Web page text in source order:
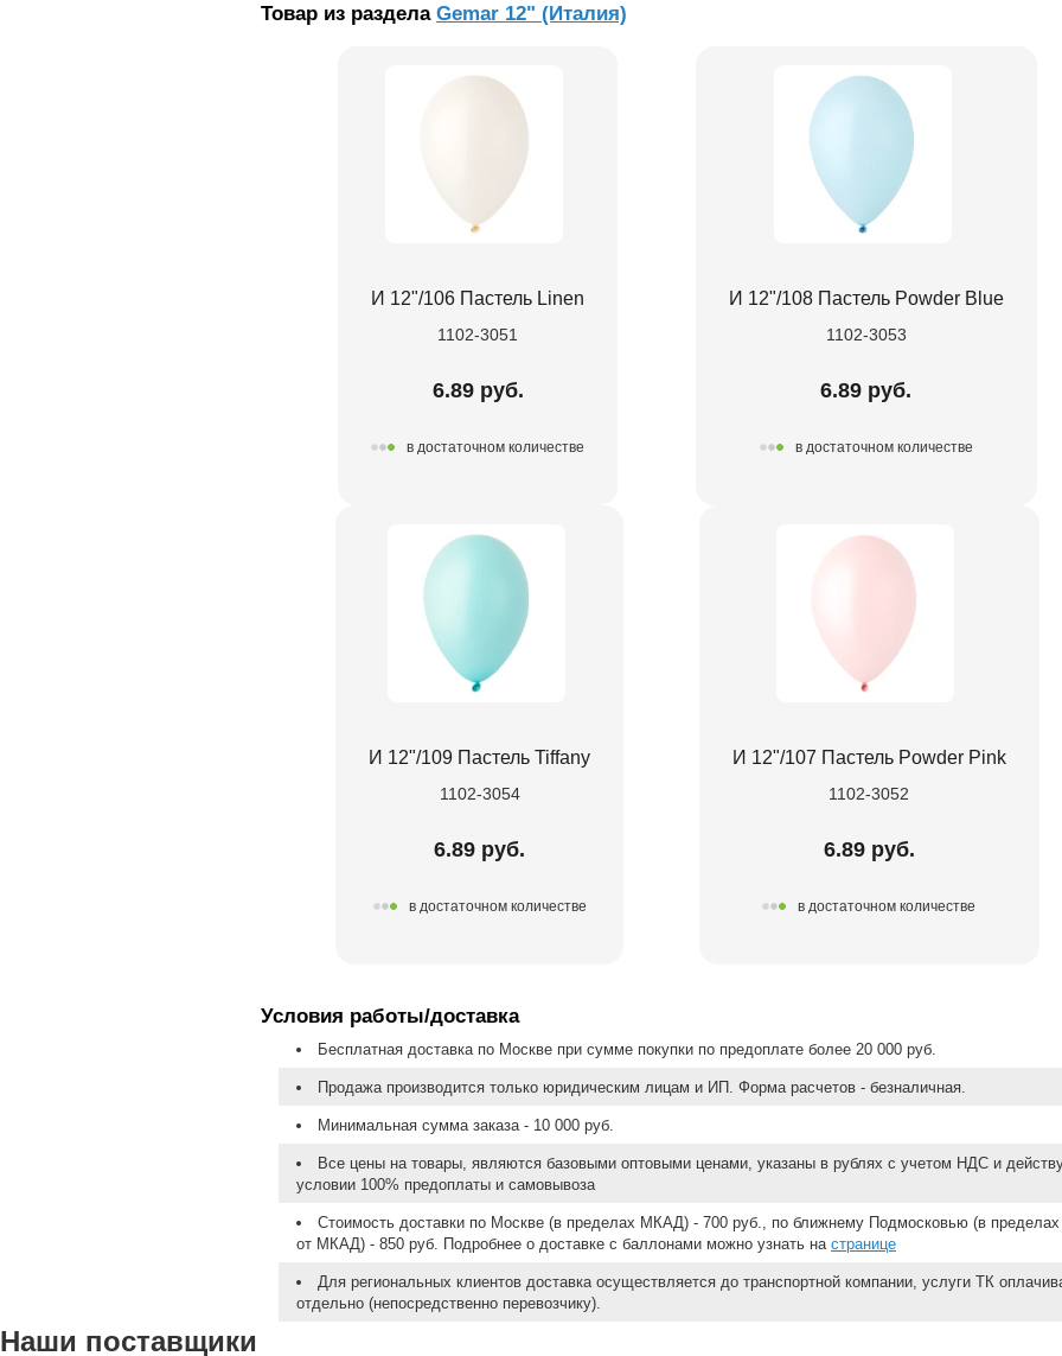
Товар из раздела Gemar 12" (Италия)
И 12"/106 Пастель Linen
1102-3051
6.89 руб.
в достаточном количестве
И 12"/108 Пастель Powder Blue
1102-3053
6.89 руб.
в достаточном количестве
И 12"/109 Пастель Tiffany
1102-3054
6.89 руб.
в достаточном количестве
И 12"/107 Пастель Powder Pink
1102-3052
6.89 руб.
в достаточном количестве
Условия работы/доставка
Бесплатная доставка по Москве при сумме покупки по предоплате более 20 000 руб.
Продажа производится только юридическим лицам и ИП. Форма расчетов - безналичная.
Минимальная сумма заказа - 10 000 руб.
Все цены на товары, являются базовыми оптовыми ценами, указаны в рублях с учетом НДС и
условии 100% предоплаты и самовывоза
Стоимость доставки по Москве (в пределах МКАД) - 700 руб., по ближнему Подмосковью (в пределах
от МКАД) - 850 руб. Подробнее о доставке с баллонами можно узнать на странице
Для региональных клиентов доставка осуществляется до транспортной компании, услуги ТК
отдельно (непосредственно перевозчику).
Наши поставщики